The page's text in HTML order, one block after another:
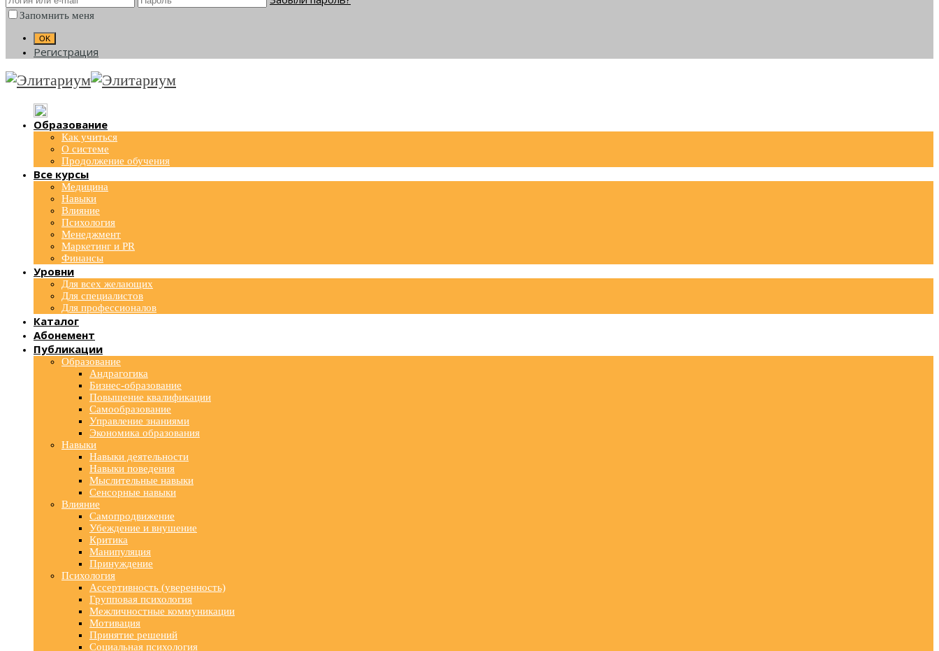
Запомнить меня
Регистрация
Образование
Как учиться
О системе
Продолжение обучения
Все курсы
Медицина
Навыки
Влияние
Психология
Менеджмент
Маркетинг и PR
Финансы
Уровни
Для всех желающих
Для специалистов
Для профессионалов
Каталог
Абонемент
Публикации
Образование
Андрагогика
Бизнес-образование
Повышение квалификации
Самообразование
Управление знаниями
Экономика образования
Навыки
Навыки деятельности
Навыки поведения
Мыслительные навыки
Сенсорные навыки
Влияние
Самопродвижение
Убеждение и внушение
Критика
Манипуляция
Принуждение
Психология
Ассертивность (уверенность)
Групповая психология
Межличностные коммуникации
Мотивация
Принятие решений
Социальная психология